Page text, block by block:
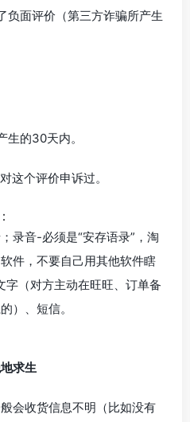
负面评价（第三方诈骗所产生
生的30天内。
这个评价申诉过。
录音-必须是“安存语录”，淘
件，不要自己用其他软件瞎
字（对方主动在旺旺、订单备
）、短信。
求生
会收货信息不明（比如没有